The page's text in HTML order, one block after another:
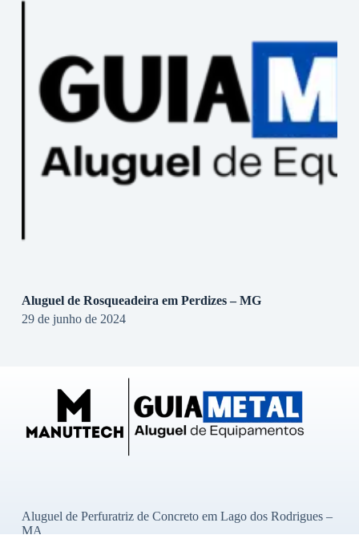
Aluguel de Rosqueadeira em Perdizes – MG
29 de junho de 2024
Aluguel de Perfuratriz de Concreto em Lago dos Rodrigues –
MA